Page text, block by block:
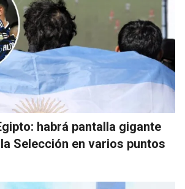
habrá pantalla gigante
Selección en varios puntos